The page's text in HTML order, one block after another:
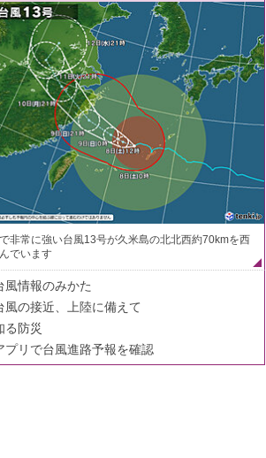
非常に強い台風13号が久米島の北北西約70kmを西
でいます
風情報のみかた
風の接近、上陸に備えて
る防災
プリで台風進路予報を確認